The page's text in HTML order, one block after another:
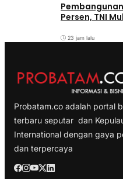
Persen, TNI
23 jam lalu
Probatam.co adalah portal
terbaru seputar dan
International dengan gaya
dan terpercaya